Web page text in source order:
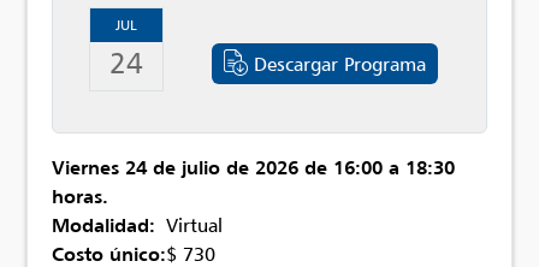
JUL
24 Descargar Programa
Viernes 24 de julio de 2026 de 16:00 a 18:30
horas.
Modalidad:Virtual
Costo único:$ 730